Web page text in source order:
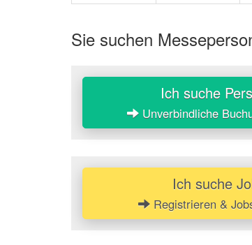
Sie suchen
Ich suche
Unverbindliche
Ich suche
Registrieren &